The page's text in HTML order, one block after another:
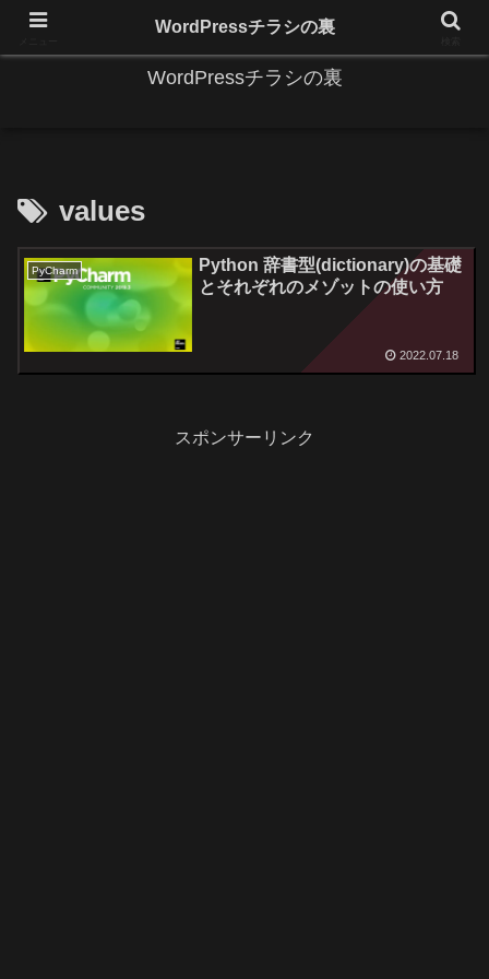
IT系に係る基礎的な情報と便利な使い方を更新します。
WordPressチラシの裏
values
PyCharm
Python 辞書型(dictionary)の基礎
とそれぞれのメゾットの使い方
2022.07.18
スポンサーリンク
WordPressチラシの裏